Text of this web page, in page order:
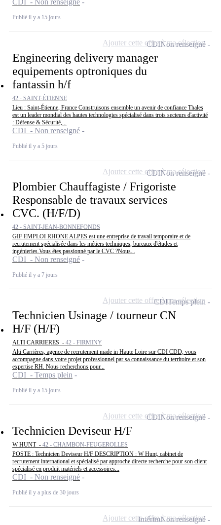
CDI - Non renseigné
Publié il y a 15 jours
Engineering delivery manager
equipements optroniques du
fantassin h/f
42 - SAINT-ÉTIENNE
Lieu : Saint-Étienne, France Construisons ensemble un avenir de confiance Thales
est un leader mondial des hautes technologies spécialisé dans trois secteurs d'activité
: Défense & Sécurité,...
CDI - Non renseigné
Publié il y a 5 jours
CDINon renseigné
Ajouter cette offre à ma sélection
Plombier Chauffagiste / Frigoriste
Responsable de travaux services
CVC. (H/F/D)
42 - SAINT-JEAN-BONNEFONDS
GIF EMPLOI RHONE ALPES est une entreprise de travail temporaire et de
recrutement spécialisée dans les métiers techniques, bureaux d'études et
ingénieries.Vous êtes passionné par le CVC ?Nous...
CDI - Non renseigné
Publié il y a 7 jours
CDINon renseigné
Ajouter cette offre à ma sélection
Technicien Usinage / tourneur CN
H/F (H/F)
ALTI CARRIERES - 42 - FIRMINY
Alti Carrières, agence de recrutement made in Haute Loire sur CDI CDD, vous
accompagne dans votre projet professionnel par sa connaissance du territoire et son
expertise RH. Nous recherchons pour...
CDI - Temps plein
Publié il y a 15 jours
CDITemps plein
Ajouter cette offre à ma sélection
Technicien Deviseur H/F
W HUNT - 42 - CHAMBON-FEUGEROLLES
POSTE : Technicien Deviseur H/F DESCRIPTION : W Hunt, cabinet de
recrutement international et spécialisé par approche directe recherche pour son client
spécialisé en produit matériels et accessoires...
CDI - Non renseigné
Publié il y a plus de 30 jours
CDINon renseigné
Ajouter cette offre à ma sélection
IntérimNon renseigné
Ajouter cette offre à ma sélection